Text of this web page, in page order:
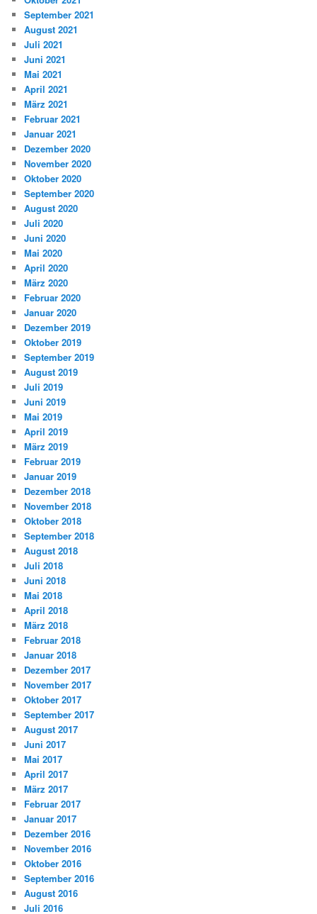
September 2021
August 2021
Juli 2021
Juni 2021
Mai 2021
April 2021
März 2021
Februar 2021
Januar 2021
Dezember 2020
November 2020
Oktober 2020
September 2020
August 2020
Juli 2020
Juni 2020
Mai 2020
April 2020
März 2020
Februar 2020
Januar 2020
Dezember 2019
Oktober 2019
September 2019
August 2019
Juli 2019
Juni 2019
Mai 2019
April 2019
März 2019
Februar 2019
Januar 2019
Dezember 2018
November 2018
Oktober 2018
September 2018
August 2018
Juli 2018
Juni 2018
Mai 2018
April 2018
März 2018
Februar 2018
Januar 2018
Dezember 2017
November 2017
Oktober 2017
September 2017
August 2017
Juni 2017
Mai 2017
April 2017
März 2017
Februar 2017
Januar 2017
Dezember 2016
November 2016
Oktober 2016
September 2016
August 2016
Juli 2016